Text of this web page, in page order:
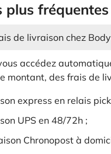
plus
de livraison chez
accédez
montant, des frais de
express en relais
UPS en 48/72h ;
Chronopost à